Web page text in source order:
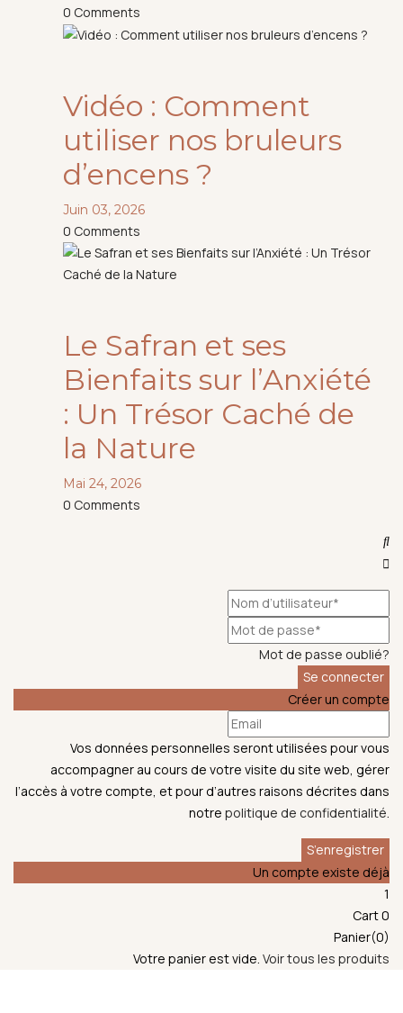
0 Comments
Vidéo : Comment
utiliser nos bruleurs
d’encens ?
Juin 03, 2026
0 Comments
Le Safran et ses
Bienfaits sur l’Anxiété
: Un Trésor Caché de
la Nature
Mai 24, 2026
0 Comments
Mot de passe oublié?
Créer un compte
Vos données personnelles seront utilisées pour vous
accompagner au cours de votre visite du site web, gérer
l’accès à votre compte, et pour d’autres raisons décrites dans
notre politique de confidentialité.
Un compte existe déjà
1
Cart0
Panier(0)
Votre panier est vide. Voir tous les produits